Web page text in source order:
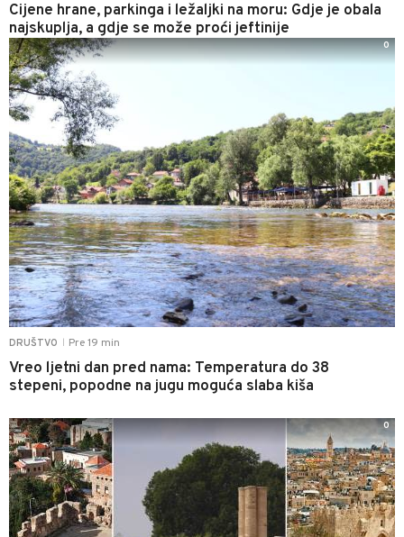
Cijene hrane, parkinga i ležaljki na moru: Gdje je obala
najskuplja, a gdje se može proći jeftinije
DRUŠTVO Pre 19 min
Vreo ljetni dan pred nama: Temperatura do 38
stepeni, popodne na jugu moguća slaba kiša
0
0